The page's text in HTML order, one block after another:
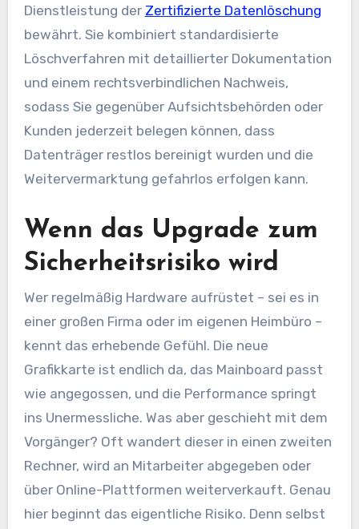
Dienstleistung der Zertifizierte Datenlöschung
bewährt. Sie kombiniert standardisierte
Löschverfahren mit detaillierter Dokumentation
und einem rechtsverbindlichen Nachweis,
sodass Sie gegenüber Aufsichtsbehörden oder
Kunden jederzeit belegen können, dass
Datenträger restlos bereinigt wurden und die
Weitervermarktung gefahrlos erfolgen kann.
Wenn das Upgrade zum
Sicherheitsrisiko wird
Wer regelmäßig Hardware aufrüstet – sei es in
einer großen Firma oder im eigenen Heimbüro –
kennt das erhebende Gefühl. Die neue
Grafikkarte ist endlich da, das Mainboard passt
wie angegossen, und die Performance springt
ins Unermessliche. Was aber geschieht mit dem
Vorgänger? Oft wandert dieser in einen zweiten
Rechner, wird an Mitarbeiter abgegeben oder
über Online-Plattformen weiterverkauft. Genau
hier beginnt das eigentliche Risiko. Denn selbst